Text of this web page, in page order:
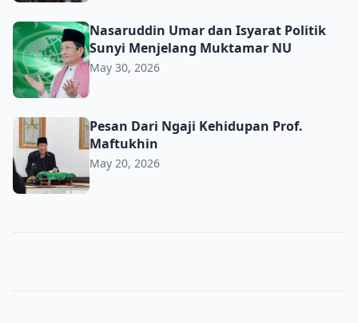
Nasaruddin Umar dan Isyarat Politik Sunyi Menjelang
Nasaruddin Umar dan Isyarat Politik
Sunyi Menjelang Muktamar NU
May 30, 2026
Pesan Dari Ngaji Kehidupan Prof. Maftukhin
Pesan Dari Ngaji Kehidupan Prof.
Maftukhin
May 20, 2026